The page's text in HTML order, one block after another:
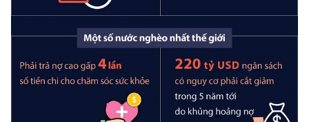
VTV Sức khoẻ Bất động sản
Tấm lòng Việt